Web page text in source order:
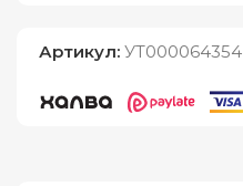
Артикул:УТ000064354